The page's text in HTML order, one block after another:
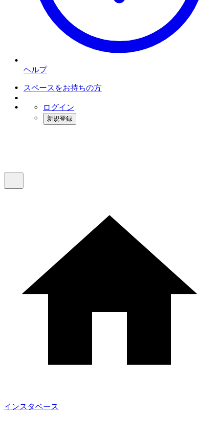
ヘルプ
スペースをお持ちの方
ログイン
新規登録
インスタベース